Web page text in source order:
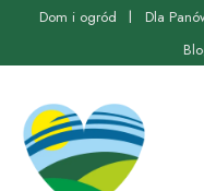
Dom i ogród Dla